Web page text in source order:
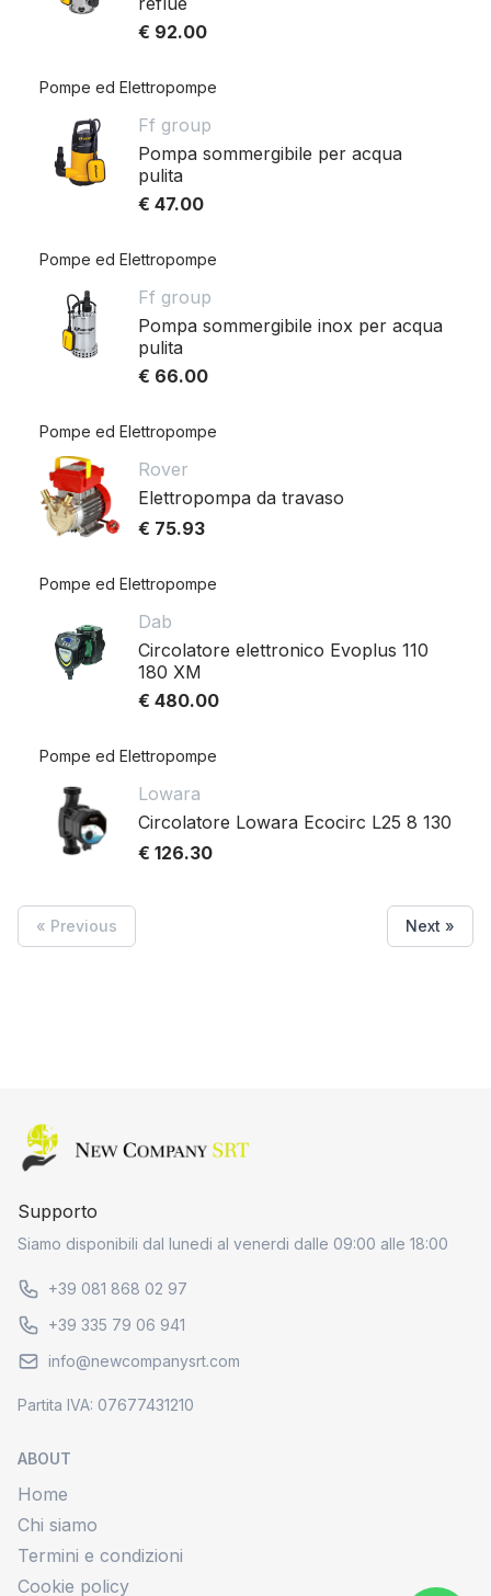
€ 92.00
Pompe ed Elettropompe
Ff group
Pompa sommergibile per acqua
pulita
€ 47.00
Pompe ed Elettropompe
Ff group
Pompa sommergibile inox per acqua
pulita
€ 66.00
Pompe ed Elettropompe
Rover
Elettropompa da travaso
€ 75.93
Pompe ed Elettropompe
Dab
Circolatore elettronico Evoplus 110
180 XM
€ 480.00
Pompe ed Elettropompe
Lowara
Circolatore Lowara Ecocirc L25 8 130
€ 126.30
« Previous Next »
Home page
ABOUT
Home
Chi siamo
Termini e condizioni
Cookie policy
Supporto
Siamo disponibili dal lunedi al venerdi dalle 09:00 alle 18:00
+39 081 868 02 97
+39 335 79 06 941
info@newcompanysrt.com
Partita IVA: 07677431210